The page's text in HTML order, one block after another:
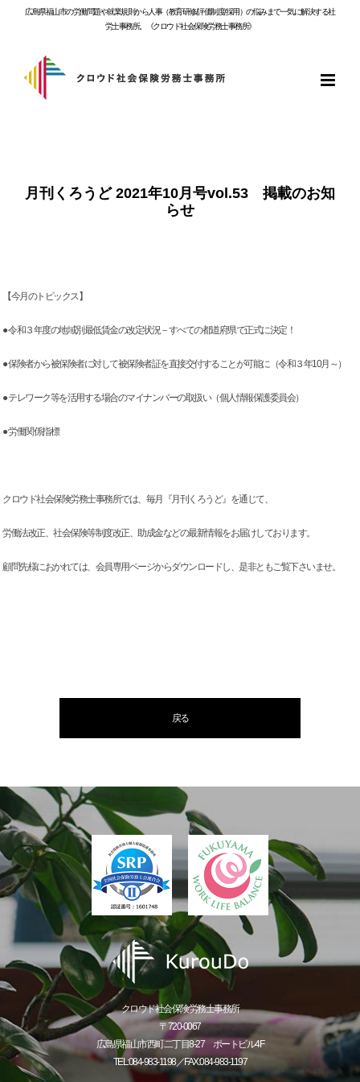
広島県福山市の労働問題や就業規則から人事（教育研修/評価制度/採用）の悩みまで一気に解決する社
労士事務所。《クロウド社会保険労務士事務所》
月刊くろうど 2021年10月号vol.53 掲載のお知
らせ
【今月のトピックス】
● 令和３年度の地域別最低賃金の改定状況－すべての都道府県で正式に決定！
● 保険者から被保険者に対して被保険者証を直接交付することが可能に（令和３年10月～）
● テレワーク等を活用する場合のマイナンバーの取扱い（個人情報保護委員会）
● 労働関係指標
クロウド社会保険労務士事務所では、毎月『月刊くろうど』を通じて、
労働法改正、社会保険等制度改正、助成金などの最新情報をお届けしております。
顧問先様におかれては、会員専用ページからダウンロードし、是非ともご覧下さいませ。
戻る
クロウド社会保険労務士事務所
〒720-0067
広島県福山市西町二丁目8-27 ポートビル4F
TEL:084-983-1198／FAX:084-983-1197